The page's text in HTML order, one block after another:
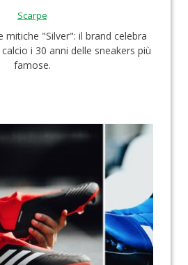
Scarpe
mitiche "Silver": il brand celebra
i 30 anni delle sneakers più
famose.